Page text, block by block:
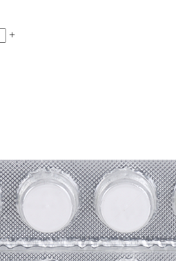
+